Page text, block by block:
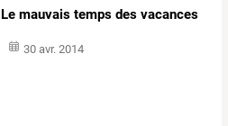
Le mauvais temps des vacances
30 avr. 2014